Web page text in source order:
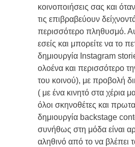
κοινοποιήσεις σας και
τις επιβραβεύουν
περισσότερο πληθυσμό.
εσείς και μπορείτε να το
δημιουργία Instagram
ολοένα και περισσότερο
του κοινού), με προβολή
( με ένα κινητό στα χέρια
όλοι σκηνοθέτες και
δημιουργία backstage
συνήθως στη μόδα είναι
αληθινό από το να βλέπει